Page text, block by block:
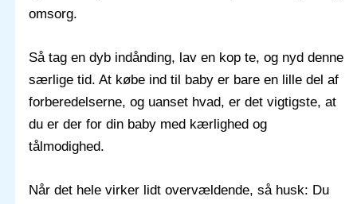
omsorg.
Så tag en dyb indånding, lav en kop te, og nyd denne
særlige tid. At købe ind til baby er bare en lille del af
forberedelserne, og uanset hvad, er det vigtigste, at
du er der for din baby med kærlighed og
tålmodighed.
Når det hele virker lidt overvældende, så husk: Du